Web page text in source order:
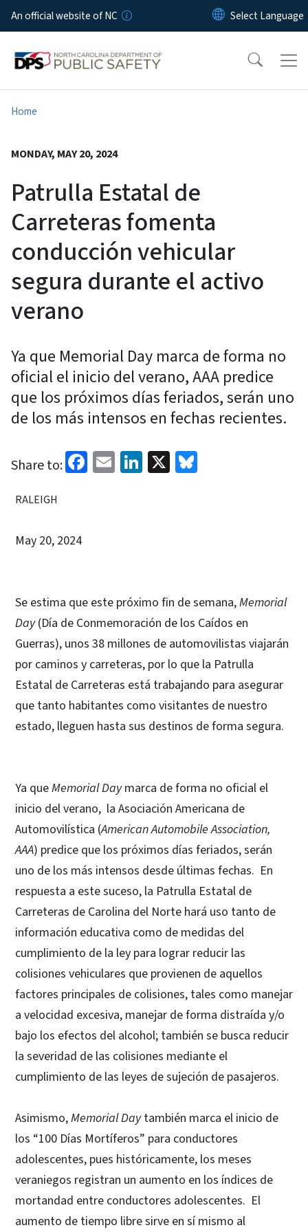
Skip to main content
An official website of NC
Home
MONDAY, MAY 20, 2024
Patrulla Estatal de
Carreteras fomenta
conducción vehicular
segura durante el activo
verano
Ya que Memorial Day marca de forma no
oficial el inicio del verano, AAA predice
que los próximos días feriados, serán uno
de los más intensos en fechas recientes.
Share to: Facebook
EmailLinkedIn
X
RALEIGH
May 20, 2024
Se estima que este próximo fin de semana,Memorial
Day(Día de Conmemoración de los Caídos en
Guerras), unos 38 millones de automovilistas viajarán
por caminos y carreteras, por lo que la Patrulla
Estatal de Carreteras está trabajando para asegurar
que tanto habitantes como visitantes de nuestro
estado, lleguen hasta sus destinos de forma segura.
Ya queMemorial Daymarca de forma no oficial el
inicio del verano, la Asociación Americana de
Automovilística (American Automobile Association,
AAA) predice que los próximos días feriados, serán
uno de los más intensos desde últimas fechas. En
respuesta a este suceso, la Patrulla Estatal de
Carreteras de Carolina del Norte hará uso tanto de
información educativa como de medidas del
cumplimiento de la ley para lograr reducir las
colisiones vehiculares que provienen de aquellos
factores principales de colisiones, tales como manejar
a velocidad excesiva, manejar de forma distraída y/o
bajo los efectos del alcohol; también se busca reducir
la severidad de las colisiones mediante el
cumplimiento de las leyes de sujeción de pasajeros.
Asimismo,Memorial Daytambién marca el inicio de
los “100 Días Mortíferos” para conductores
adolescentes, pues históricamente, los meses
veraniegos registran un aumento en los índices de
mortandad entre conductores adolescentes. El
aumento de tiempo libre sirve en sí mismo al